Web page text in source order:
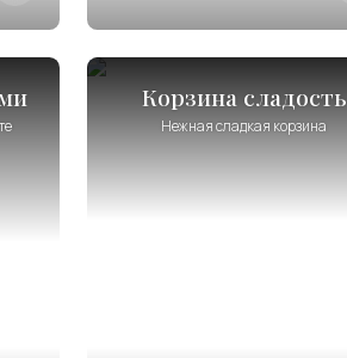
Корзина сладость
Нежная сладкая корзина